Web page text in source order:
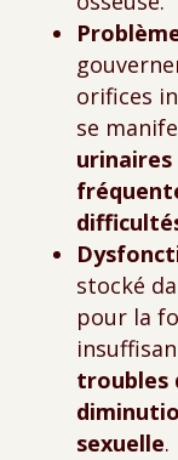
orifices
se
urinaires
stocké
pour la
troubles
sexuelle.